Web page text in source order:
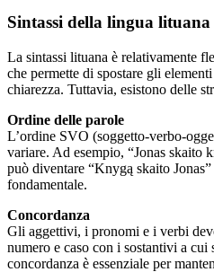
Sintassi della lingua lituana
La sintassi lituana è relativamente
che permette di spostare gli
chiarezza. Tuttavia, esistono delle
Ordine delle parole
L’ordine SVO (soggetto-verbo-
variare. Ad esempio, “Jonas skaito
può diventare “Knygą skaito
fondamentale.
Concordanza
Gli aggettivi, i pronomi e i verbi
numero e caso con i sostantivi a cui
concordanza è essenziale per